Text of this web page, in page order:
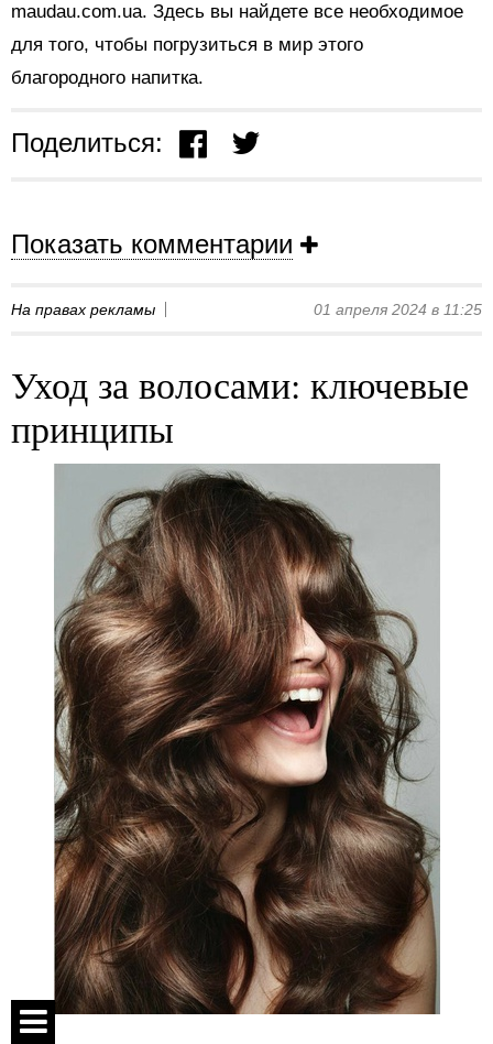
maudau.com.ua. Здесь вы найдете все необходимое
для того, чтобы погрузиться в мир этого
благородного напитка.
Поделиться:
Показать комментарии
На правах рекламы 01 апреля 2024 в 11:25
Уход за волосами: ключевые
принципы